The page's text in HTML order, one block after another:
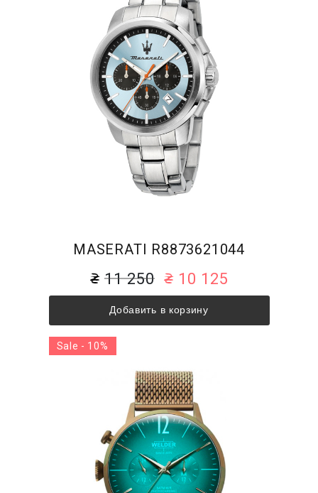
MASERATI R8873621044
11 250 10 125
Добавить в корзину
Sale - 10%